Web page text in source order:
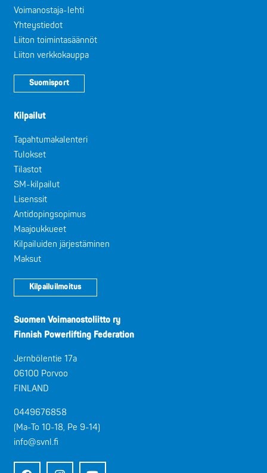
Voimanostaja-lehti
Yhteystiedot
Liiton toimintasäännöt
Liiton verkkokauppa
Suomisport
Kilpailut
Tapahtumakalenteri
Tulokset
Tilastot
SM-kilpailut
Lisenssit
Antidopingsopimus
Maajoukkueet
Kilpailuiden järjestäminen
Maksut
Kilpailuilmoitus
Suomen Voimanostoliitto ry
Finnish Powerlifting Federation
Jernbölentie 17a
06100 Porvoo
FINLAND
0449676858
(Ma-To 10-18, Pe 9-14)
info@svnl.fi